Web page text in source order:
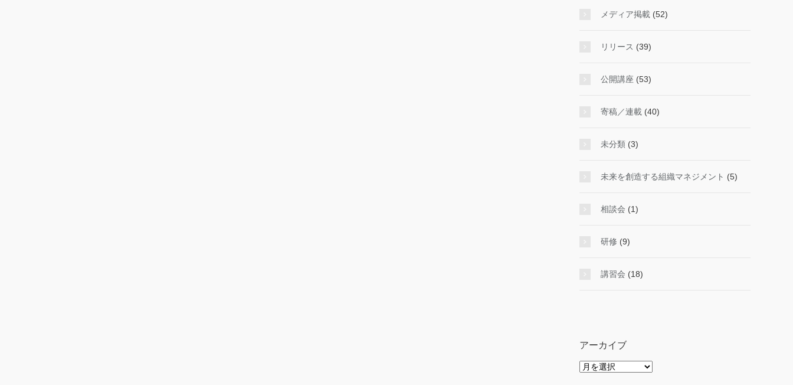
メディア掲載 (52)
リリース (39)
公開講座 (53)
寄稿／連載 (40)
未分類 (3)
未来を創造する組織マネジメント (5)
相談会 (1)
研修 (9)
講習会 (18)
アーカイブ
ア